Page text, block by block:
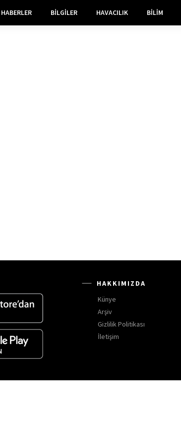
HABERLER BILGILER HAVACILIK BILIM
HAKKIMIZDA
Künye
Arşiv
Gizlilik Politikası
İletişim